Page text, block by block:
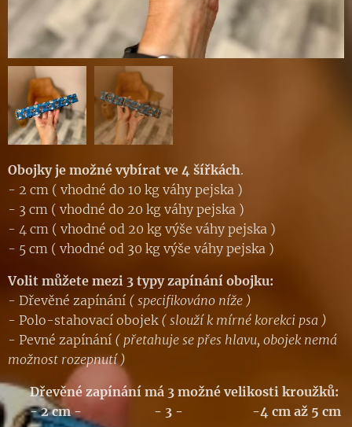
Obojky je možné vybírat ve 4 šířkách.
- 2 cm ( vhodné do 10 kg váhy pejska )
- 3 cm ( vhodné do 20 kg váhy pejska )
- 4 cm ( vhodné od 20 kg výše váhy pejska )
- 5 cm ( vhodné od 30 kg výše váhy pejska )
Volit můžete mezi 3 typy zapínání obojku:
- Dřevěné zapínání ( specifikováno níže )
- Polo-stahovací obojek ( slouží k mírné korekci psa )
- Pevné zapínání ( přetahuje se přes hlavu, obojek nemá
možnost rozepnutí )
Dřevěné zapínání má 3 možné velikosti kroužků:
- 2 cm - - 3 - -4 cm až 5 cm